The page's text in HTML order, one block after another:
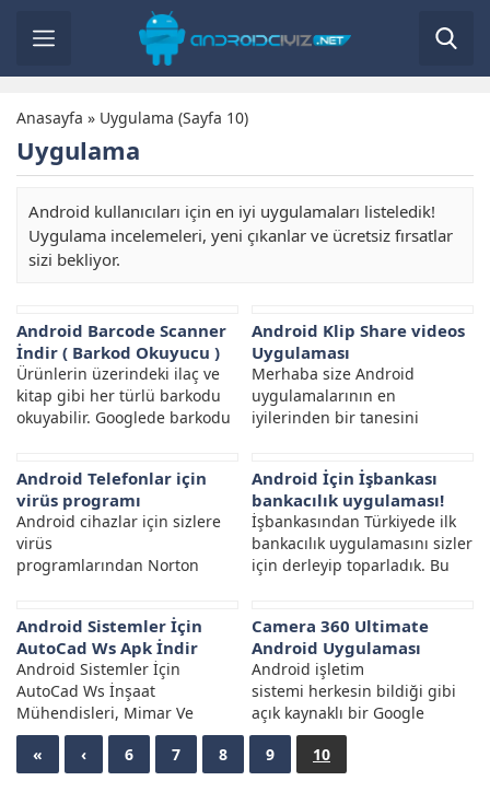
Anasayfa » Uygulama (Sayfa 10)
Uygulama
Android kullanıcıları için en iyi uygulamaları listeledik!
Uygulama incelemeleri, yeni çıkanlar ve ücretsiz fırsatlar
sizi bekliyor.
Android Barcode Scanner
İndir ( Barkod Okuyucu )
Ürünlerin üzerindeki ilaç ve
kitap gibi her türlü barkodu
okuyabilir. Googlede barkodu
Android Klip Share videos
Uygulaması
Merhaba size Android
uygulamalarının en
iyilerinden bir tanesini
paylaşmanız gibi olanak
sağlar kullanıcıların...
Android Telefonlar için
virüs programı
Android cihazlar için sizlere
virüs
programlarından Norton
için en önemli özelliklerini
yazacağız. Hızlı tarama ve ...
Android İçin İşbankası
bankacılık uygulaması!
İşbankasından Türkiyede ilk
bankacılık uygulamasını sizler
için derleyip toparladık. Bu
İşlemleri: Para transferleri,
yatırım işlemleri, hisse
senedi...
Android Sistemler İçin
AutoCad Ws Apk İndir
Android Sistemler İçin
AutoCad Ws İnşaat
Mühendisleri, Mimar Ve
Benzeri Sektörde Çalışanlar
İçin Mükemmel Bir Uygulama.
Bilgisayar Ortamında
Camera 360 Ultimate
Android Uygulaması
Android işletim
sistemi herkesin bildiği gibi
açık kaynaklı bir Google
ürünü. Bu sayede geliştiriciler
sistem için yazmış oldukları
tüm programları ve Android...
« ‹ 6 7 8 9 10